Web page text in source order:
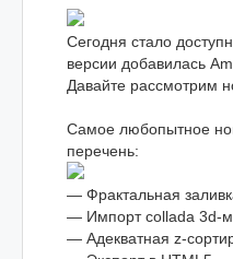
Сегодня стало
версии добавилась
Давайте рассмотрим
Самое любопытное
перечень:
— Фрактальная
— Импорт collada 3d-
— Адекватная z-